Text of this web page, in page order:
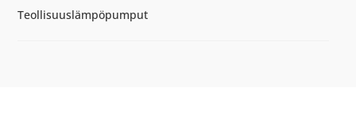
Teollisuuslämpöpumput